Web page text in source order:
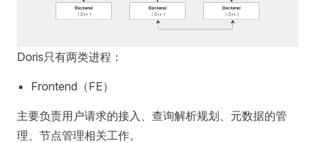
Doris只有两类进程：
Frontend（FE）
主要负责用户请求的接入、查询解析规划、元数据的管
理、节点管理相关工作。